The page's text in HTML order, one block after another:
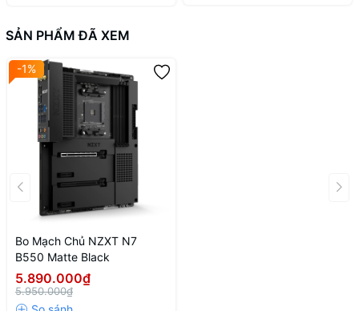
SẢN PHẨM ĐÃ XEM
-1%
Bo Mạch Chủ NZXT N7
B550 Matte Black
5.890.000₫
5.950.000₫